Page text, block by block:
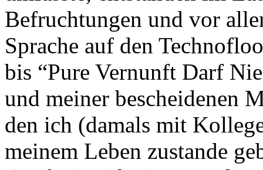
Befruchtungen und vor
Sprache auf den
bis “Pure Vernunft Darf
und meiner bescheidenen
den ich (damals mit
meinem Leben zustande